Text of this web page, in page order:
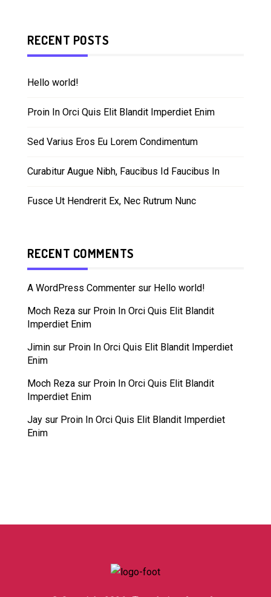
RECENT POSTS
Hello world!
Proin In Orci Quis Elit Blandit Imperdiet Enim
Sed Varius Eros Eu Lorem Condimentum
Curabitur Augue Nibh, Faucibus Id Faucibus In
Fusce Ut Hendrerit Ex, Nec Rutrum Nunc
RECENT COMMENTS
A WordPress Commenter sur Hello world!
Moch Reza sur Proin In Orci Quis Elit Blandit
Imperdiet Enim
Jimin sur Proin In Orci Quis Elit Blandit Imperdiet
Enim
Moch Reza sur Proin In Orci Quis Elit Blandit
Imperdiet Enim
Jay sur Proin In Orci Quis Elit Blandit Imperdiet
Enim